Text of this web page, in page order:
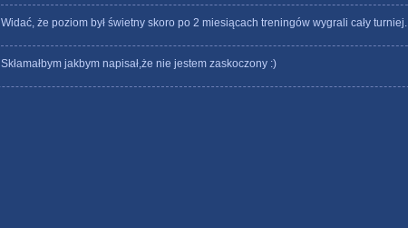
Widać, że poziom był świetny skoro po 2 miesiącach treningów wygrali cały turniej.
Skłamałbym jakbym napisał,że nie jestem zaskoczony :)